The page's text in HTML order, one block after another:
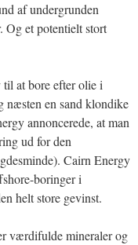
af undergrunden
Og et potentielt stort
til at bore efter olie i
næsten en sand klondike
annoncerede, at man
ud for den
Cairn Energy
boringer i
helt store gevinst.
værdifulde mineraler og